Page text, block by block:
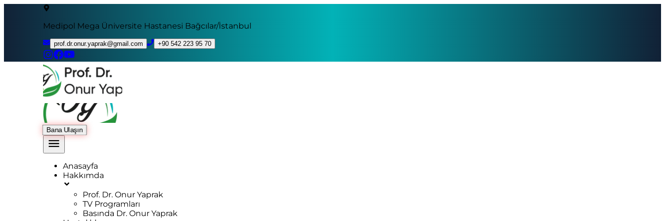
Medipol Mega Üniversite Hastanesi Bağcılar/İstanbul
prof.dr.onur.yaprak@gmail.com +90 542 223 95 70
Bana Ulaşın
Anasayfa
Hakkımda
Prof. Dr. Onur Yaprak
TV Programları
Basında Dr. Onur Yaprak